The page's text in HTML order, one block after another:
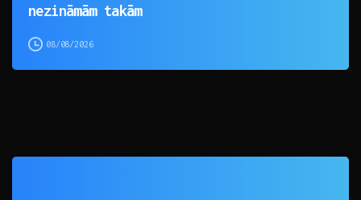
nezināmām takām
08/08/2026